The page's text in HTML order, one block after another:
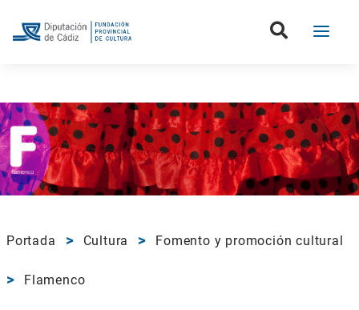
Portada Cultura Fomento y promoción cultural
Flamenco